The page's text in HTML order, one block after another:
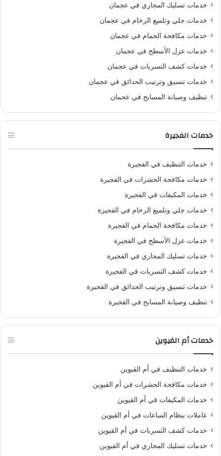
خدمات تسليك المجاري في عجمان
خدمات جلي وتلميع الرخام في عجمان
خدمات مكافحة الحمام في عجمان
خدمات عزل الأسطح في عجمان
خدمات كشف التسربات في عجمان
خدمات تنسيق وترتيب الحدائق في عجمان
تنظيف وصيانة المسابح في عجمان
خدمات الفجيرة
خدمات التنظيف في الفجيرة
خدمات مكافحة الحشرات في الفجيرة
خدمات المكيفات في الفجيرة
خدمات جلي وتلميع الرخام في الفجيرة
خدمات مكافحة الحمام في الفجيرة
خدمات عزل الأسطح في الفجيرة
خدمات تسليك المجاري في الفجيرة
خدمات كشف التسربات في الفجيرة
خدمات تنسيق وترتيب الحدائق في الفجيرة
تنظيف وصيانة المسابح في الفجيرة
خدمات أم القيوين
خدمات التنظيف في أم القيوين
خدمات مكافحة الحشرات في أم القيوين
خدمات المكيفات في أم القيوين
عاملات بنظام الساعات في أم القيوين
خدمات كشف التسربات في أم القيوين
خدمات تسليك المجاري في أم القيوين